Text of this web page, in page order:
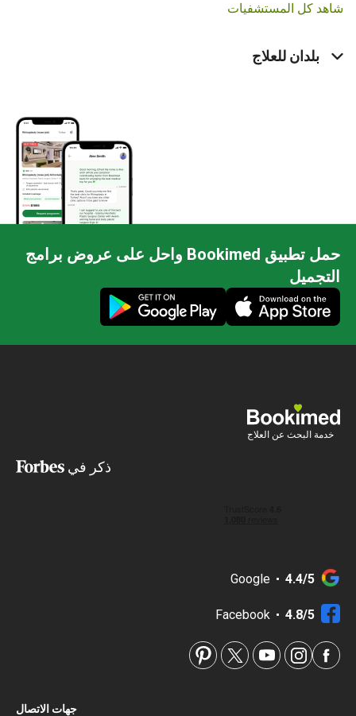
شاهد كل المستشفيات
بلدان للعلاج
حمل تطبيق Bookimed واحل على عروض برامج
التجميل
خدمة البحث عن العلاج
ذكر في
4.4/5
Google
4.8/5
Facebook
جهات الاتصال